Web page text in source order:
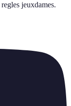
regles jeuxdames.